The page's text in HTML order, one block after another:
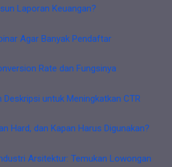
Laporan Keuangan?
Agar Banyak Pendaftar
Rate dan Fungsinya
untuk Meningkatkan CTR
Hard, dan Kapan Harus Digunakan?
Arsitektur: Temukan Lowongan